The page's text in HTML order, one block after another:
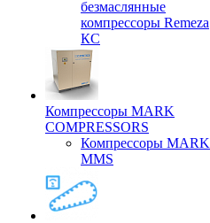
безмаслянные
компрессоры Remeza
КС
Компрессоры MARK
COMPRESSORS
Компрессоры MARK
MMS